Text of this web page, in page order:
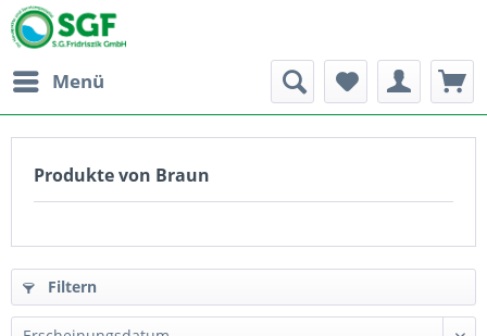
Menü
Produkte von Braun
Filtern